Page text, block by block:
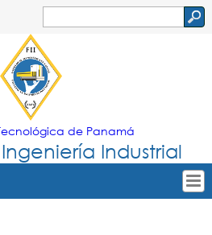
to navigation
de
búsqueda
de Panamá
Industrial